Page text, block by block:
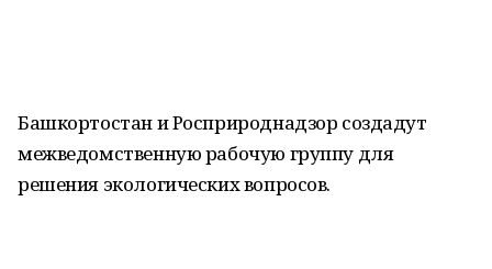
Башкортостан и Росприроднадзор создадут
межведомственную рабочую группу для
решения экологических вопросов.